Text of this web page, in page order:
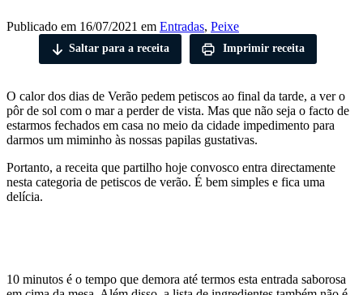
Publicado em 16/07/2021 em Entradas, Peixe
Saltar para a receita Imprimir receita
O calor dos dias de Verão pedem petiscos ao final da tarde, a ver o
pôr de sol com o mar a perder de vista. Mas que não seja o facto de
estarmos fechados em casa no meio da cidade impedimento para
darmos um miminho às nossas papilas gustativas.
Portanto, a receita que partilho hoje convosco entra directamente
nesta categoria de petiscos de verão. É bem simples e fica uma
delícia.
10 minutos é o tempo que demora até termos esta entrada saborosa